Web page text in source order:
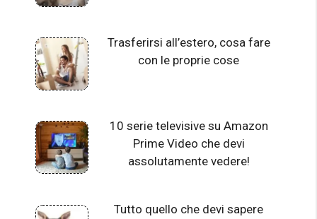
Trasferirsi all’estero, cosa fare
con le proprie cose
10 serie televisive su Amazon
Prime Video che devi
assolutamente vedere!
Tutto quello che devi sapere